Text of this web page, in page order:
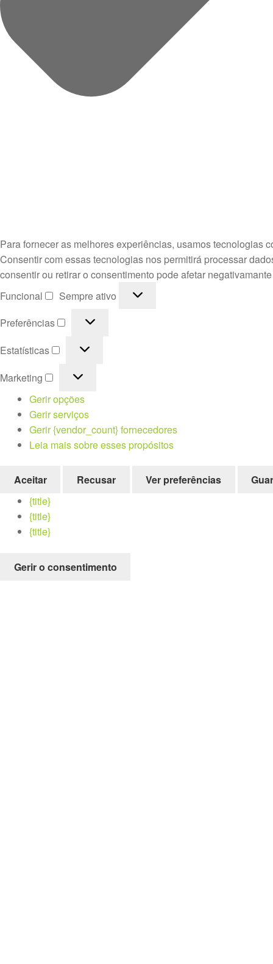
Para fornecer as melhores experiências, usamos tecnologias
Consentir com essas tecnologias nos permitirá processar
consentir ou retirar o consentimento pode afetar
Funcional
Funcional
Sempre ativo
Preferências
Preferências
Estatísticas Estatísticas
Marketing
Marketing
Gerir opções
Gerir serviços
Gerir {vendor_count} fornecedores
Leia mais sobre esses propósitos
Aceitar Recusar Ver preferências
{title}
{title}
{title}
Gerir o consentimento